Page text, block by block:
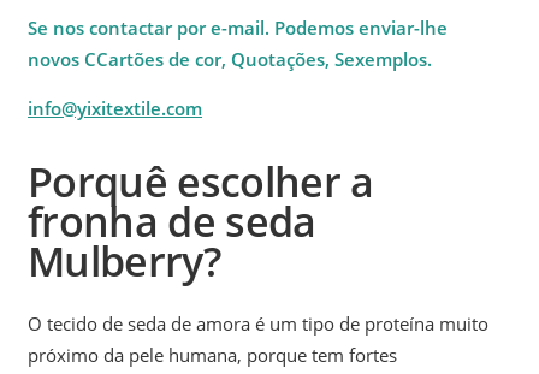
Se nos contactar por e-mail. Podemos enviar-lhe
novos CCartões de cor, Quotações, Sexemplos.
info@yixitextile.com
Porquê escolher a
fronha de seda
Mulberry?
O tecido de seda de amora é um tipo de proteína muito
próximo da pele humana, porque tem fortes